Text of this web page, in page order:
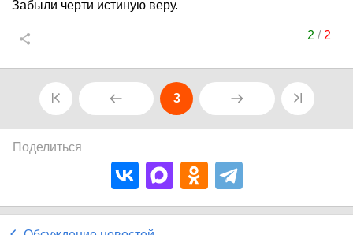
Забыли черти истиную веру.
2 / 2
3
Поделиться